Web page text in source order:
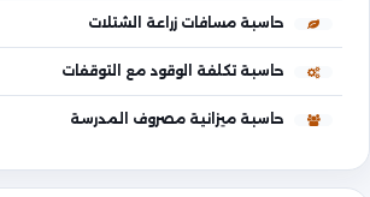
حاسبة مسافات زراعة الشتلات
حاسبة تكلفة الوقود مع التوقفات
حاسبة ميزانية مصروف المدرسة